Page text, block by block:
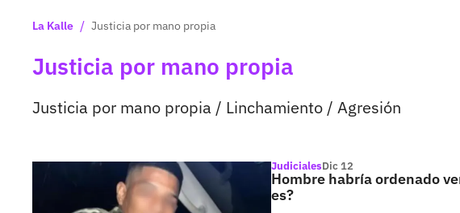
La Kalle / Justicia por mano propia
Justicia por mano propia
Justicia por mano propia / Linchamiento / Agresión
JudicialesDic 12
Hombre habría ordenado
es?